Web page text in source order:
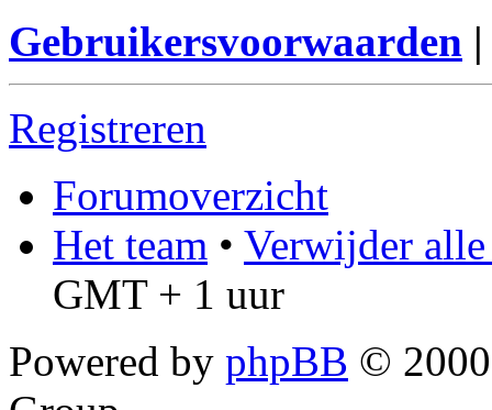
Gebruikersvoorwaarden
Registreren
Forumoverzicht
Het team • Verwijder
GMT + 1 uur
Powered by phpBB ©